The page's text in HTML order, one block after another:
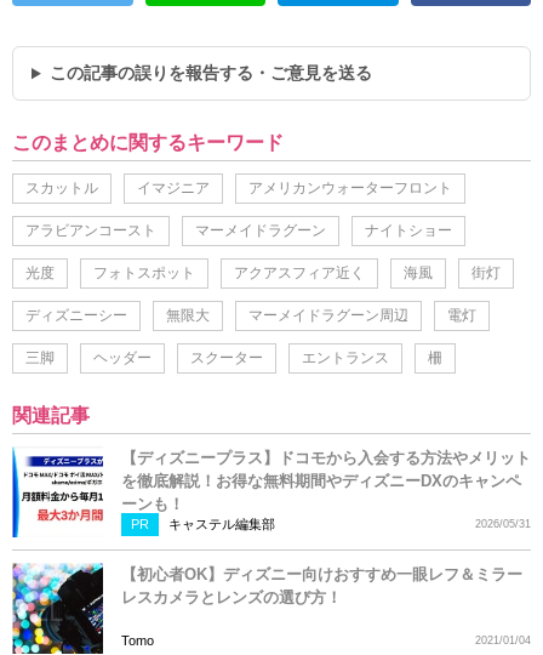
この記事の誤りを報告する・ご意見を送る
このまとめに関するキーワード
スカットル イマジニア アメリカンウォーターフロント
アラビアンコースト マーメイドラグーン ナイトショー
光度 フォトスポット アクアスフィア近く 海風 街灯
ディズニーシー 無限大 マーメイドラグーン周辺 電灯
三脚 ヘッダー スクーター エントランス 柵
関連記事
【ディズニープラス】ドコモから入会する方法やメリット
を徹底解説！お得な無料期間やディズニーDXのキャンペ
ーンも！
PR キャステル編集部 2026/05/31
【初心者OK】ディズニー向けおすすめ一眼レフ＆ミラー
レスカメラとレンズの選び方！
Tomo 2021/01/04